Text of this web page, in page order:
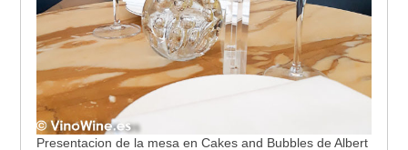
Presentacion de la mesa en Cakes and Bubbles de Albert